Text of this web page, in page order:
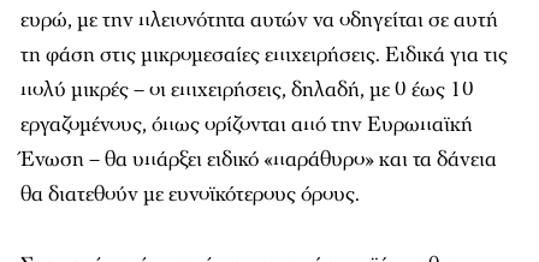
ευρώ, με την πλειονότητα αυτών να οδηγείται σε αυτή
τη φάση στις μικρομεσαίες επιχειρήσεις. Ειδικά για τις
πολύ μικρές – οι επιχειρήσεις, δηλαδή, με 0 έως 10
εργαζομένους, όπως ορίζονται από την Ευρωπαϊκή
Ένωση – θα υπάρξει ειδικό «παράθυρο» και τα δάνεια
θα διατεθούν με ευνοϊκότερους όρους.